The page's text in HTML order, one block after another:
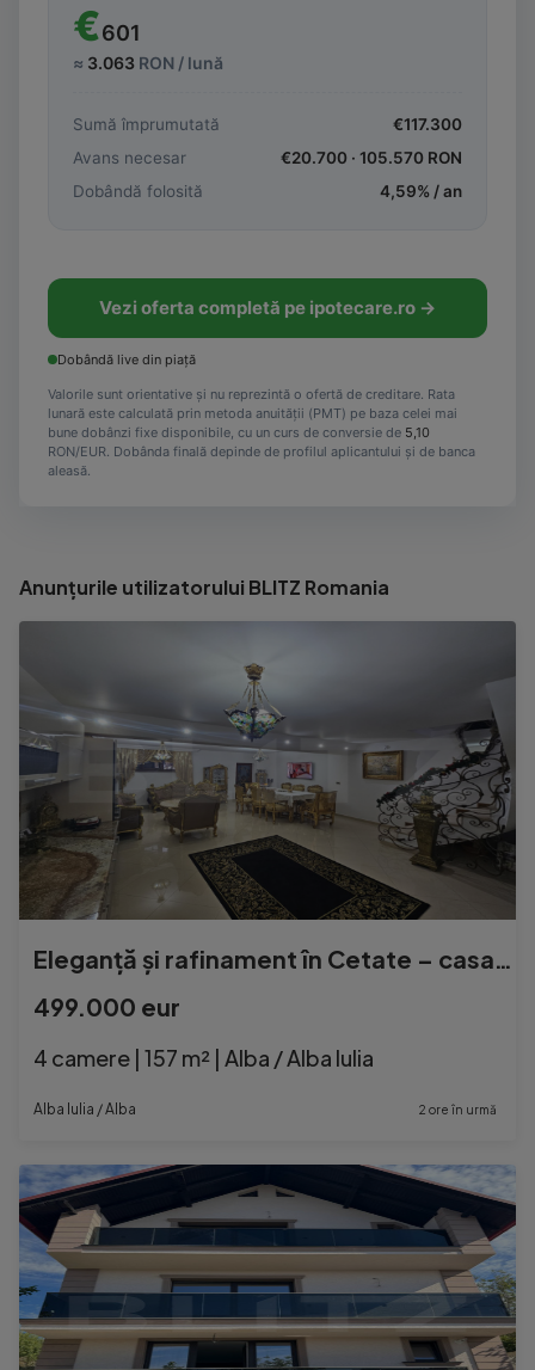
€601
≈ 3.063 RON / lună
Sumă împrumutată €117.300
Avans necesar
€20.700 · 105.570 RON
Dobândă folosită
4,59% / an
Vezi oferta completă pe ipotecare.ro →
Dobândă live din piață
Valorile sunt orientative și nu reprezintă o ofertă de creditare. Rata
lunară este calculată prin metoda anuității (PMT) pe baza celei mai
bune dobânzi fixe disponibile, cu un curs de conversie de 5,10
RON/EUR. Dobânda finală depinde de profilul aplicantului și de banca
aleasă.
Anunțurile utilizatorului BLITZ Romania
Eleganță și rafinament în Cetate – casa ideală pentru
499.000 eur
4 camere | 157 m² | Alba / Alba Iulia
Alba Iulia / Alba 2 ore în urmă